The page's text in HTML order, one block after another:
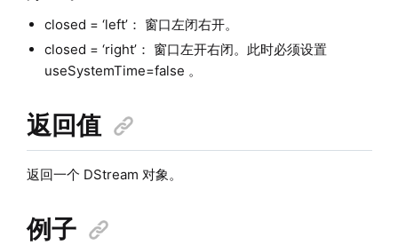
closed = ‘left’： 窗口左闭右开。
closed = ‘right’： 窗口左开右闭。此时必须设置
useSystemTime=false 。
返回值
返回一个 DStream 对象。
例子